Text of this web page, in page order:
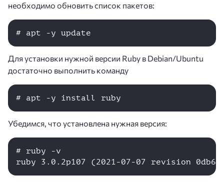
необходимо обновить список пакетов:
# apt -y update
Для установки нужной версии Ruby в Debian/Ubuntu
достаточно выполнить команду
Убедимся, что установлена нужная версия:
# ruby -v